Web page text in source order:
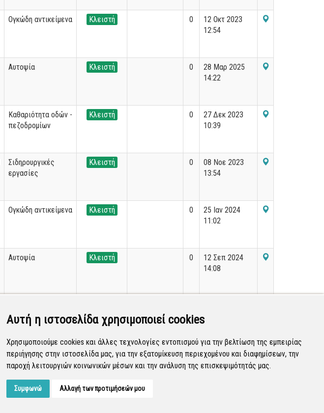
Αυτή η ιστοσελίδα χρησιμοποιεί cookies
Χρησιμοποιούμε cookies και άλλες τεχνολογίες εντοπισμού για την βελτίωση της εμπειρίας
περιήγησης στην ιστοσελίδα μας, για την εξατομίκευση περιεχομένου και διαφημίσεων, την
παροχή λειτουργιών κοινωνικών μέσων και την ανάλυση της επισκεψιμότητάς μας.
Συμφωνώ Αλλαγή των προτιμήσεών μου
Ογκώδη αντικείμενα Κλειστή 0
12 Οκτ 2023
12:54
Αυτοψία Κλειστή 0
28 Μαρ 2025
14:22
Καθαριότητα οδών -
πεζοδρομίων
Κλειστή 0
27 Δεκ 2023
10:39
Σιδηρουργικές
εργασίες
Κλειστή 0
08 Νοε 2023
13:54
Ογκώδη αντικείμενα Κλειστή 0
25 Ιαν 2024
11:02
Αυτοψία Κλειστή 0
12 Σεπ 2024
14:08
08:37
Εμφανίζονται141-160από36.090εγγραφές.